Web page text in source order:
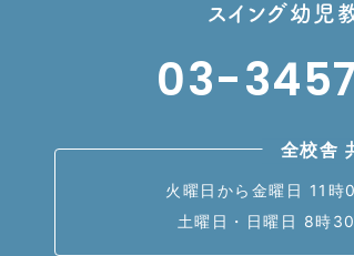
スイング幼児
03-
全校舎
火曜日から金曜日 11
土曜日・日曜日 8時